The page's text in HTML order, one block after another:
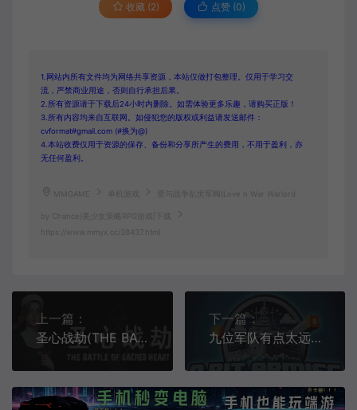
收藏 (2) 点赞 (0)
1.网站内所有文件均为网络共享资源，本站仅做打包整理。仅用于学习交
流，严禁商业用途，否则自行承担后果。
2.所有资源请于下载后24小时内删除。如需体验更多乐趣，请购买正版！
3.所有内容均来自互联网。如侵犯您的版权或利益请发送邮件：
cvformat#gmail.com (#换为@)
4.本站收费仅用于资源的保存、备份和分享所产生的费用，不用于盈利，亦
无任何盈利。
MMGAME 爱与战争乱世军阀(Love n War Warlord
by Chance)美少女策略RPG游戏|下载
https://www.mmyx.cc/38437.html
上一篇：
圣心战劫(THE BATTLE OF SACRED HEART)简中|PC|ACT|爽快3D动作游戏
下一篇：
九位军队有点太远(9-Bit Armies A Bit Too Far)复古即时战略游戏|下载